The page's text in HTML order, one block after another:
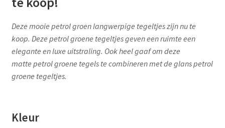
Deze mooie petrol groen langwerpige tegeltjes zijn nu te
koop. Deze petrol groene tegeltjes geven een ruimte een
elegante en luxe uitstraling. Ook heel gaaf om deze
matte petrol groene tegels te combineren met de glans petrol
groene tegeltjes.
Kleur